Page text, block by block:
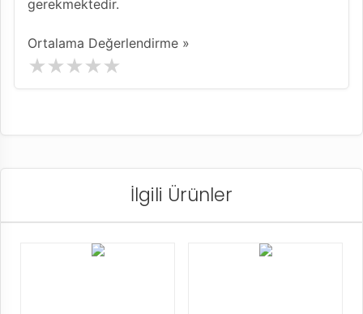
gerekmektedir.
Ortalama Değerlendirme »
İlgili Ürünler